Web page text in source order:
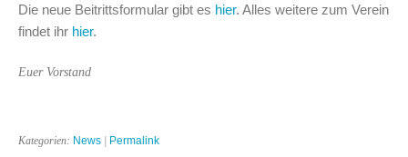
Die neue Beitrittsformular gibt es hier. Alles weitere zum Verein
findet ihr hier.
Euer Vorstand
Kategorien: News | Permalink